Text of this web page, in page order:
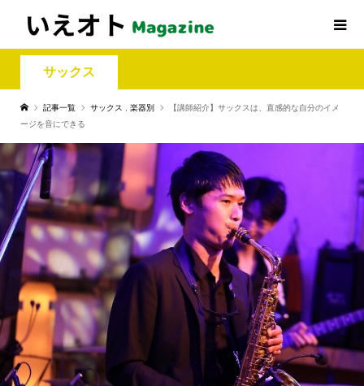
サックス
記事一覧 サックス 楽器別
【講師紹介】サックスは、直感的な自分のイメ
ージを音にできる